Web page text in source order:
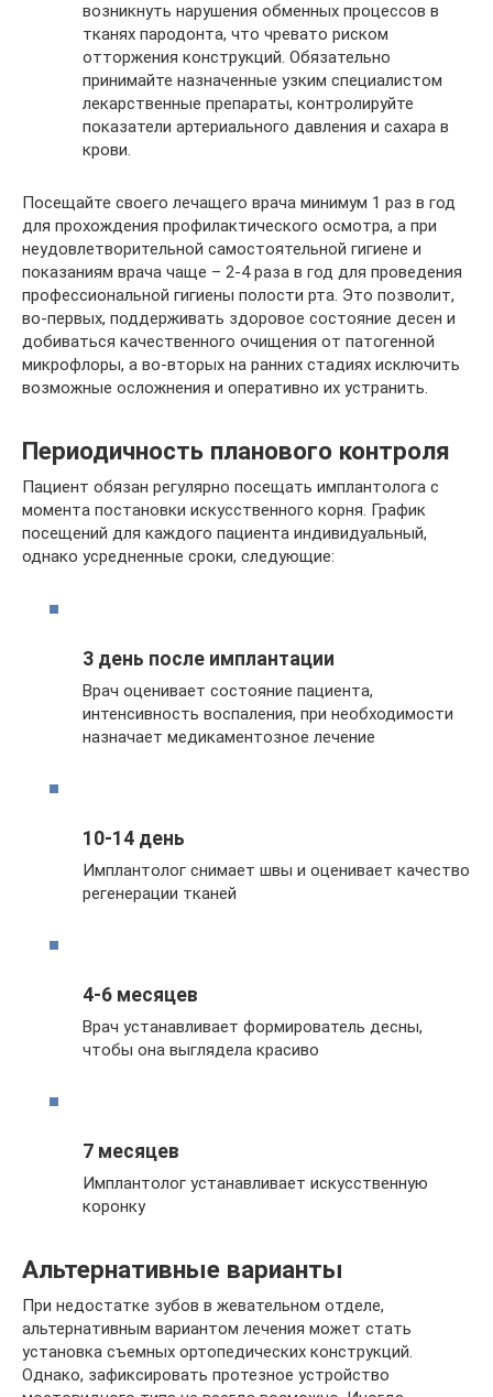
возникнуть нарушения обменных процессов в
тканях пародонта, что чревато риском
отторжения конструкций. Обязательно
принимайте назначенные узким специалистом
лекарственные препараты, контролируйте
показатели артериального давления и сахара в
крови.
Посещайте своего лечащего врача минимум 1 раз в год
для прохождения профилактического осмотра, а при
неудовлетворительной самостоятельной гигиене и
показаниям врача чаще – 2-4 раза в год для проведения
профессиональной гигиены полости рта. Это позволит,
во-первых, поддерживать здоровое состояние десен и
добиваться качественного очищения от патогенной
микрофлоры, а во-вторых на ранних стадиях исключить
возможные осложнения и оперативно их устранить.
Периодичность планового контроля
Пациент обязан регулярно посещать имплантолога с
момента постановки искусственного корня. График
посещений для каждого пациента индивидуальный,
однако усредненные сроки, следующие:
3 день после имплантации
Врач оценивает состояние пациента,
интенсивность воспаления, при необходимости
назначает медикаментозное лечение
10-14 день
Имплантолог снимает швы и оценивает качество
регенерации тканей
4-6 месяцев
Врач устанавливает формирователь десны,
чтобы она выглядела красиво
7 месяцев
Имплантолог устанавливает искусственную
коронку
Альтернативные варианты
При недостатке зубов в жевательном отделе,
альтернативным вариантом лечения может стать
установка съемных ортопедических конструкций.
Однако, зафиксировать протезное устройство